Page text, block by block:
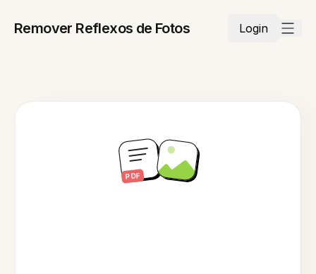
Remover Reflexos de Fotos Login